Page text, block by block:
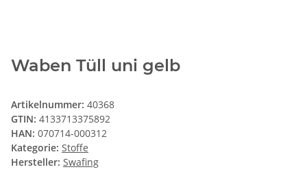
Waben Tüll uni gelb
Artikelnummer: 40368
GTIN: 4133713375892
HAN: 070714-000312
Kategorie: Stoffe
Hersteller: Swafing